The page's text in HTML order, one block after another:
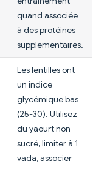
quand associée
à des protéines
supplémentaires.
Les lentilles ont
un indice
glycémique bas
(25-30). Utilisez
du yaourt non
sucré, limiter à 1
vada, associer